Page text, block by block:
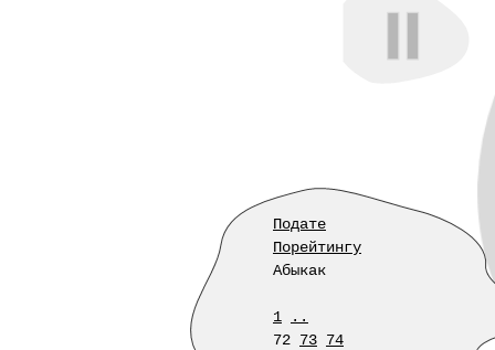
Подате
Порейтингу
Абыкак
1
..
72 73 74